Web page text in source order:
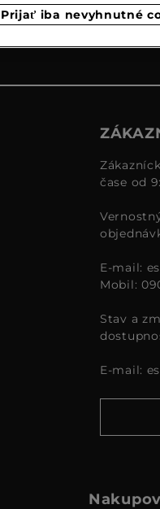
čase od
E-mail:
Mobil:
Stav a
E-mail:
Prijať iba nevyhnutné